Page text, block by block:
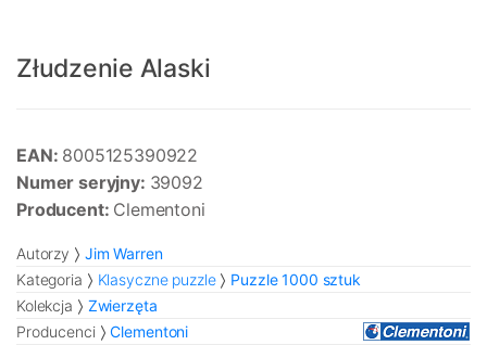
Złudzenie Alaski
EAN: 8005125390922
Numer seryjny: 39092
Producent: Clementoni
Autorzy
Jim Warren
Kategoria
Klasyczne puzzle
Puzzle 1000 sztuk
Kolekcja
Zwierzęta
Producenci
Clementoni